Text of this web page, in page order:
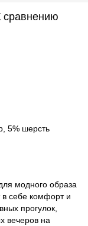
сравнению
5% шерсть
модного образа
в себе комфорт и
прогулок,
вечеров на